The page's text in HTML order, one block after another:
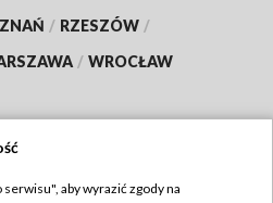
/ RZESZÓW /
/ WROCŁAW
aby wyrazić zgody na